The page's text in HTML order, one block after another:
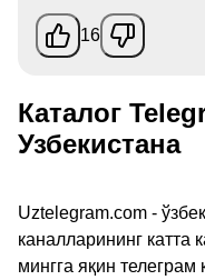
16
Каталог
Узбекистана
Uztelegram.com -
каналларининг катта
мингга яқин